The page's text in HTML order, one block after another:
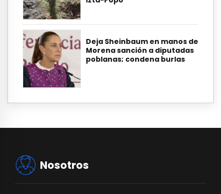
Deja Sheinbaum en manos de
Morena sanción a diputadas
poblanas; condena burlas
Nosotros